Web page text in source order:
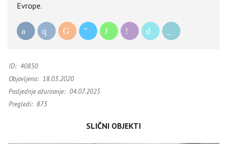
Evrope.
ID: 40850
Objavljeno: 18.03.2020
Posljednje ažuriranje: 04.07.2025
Pregledi: 873
SLIČNI OBJEKTI